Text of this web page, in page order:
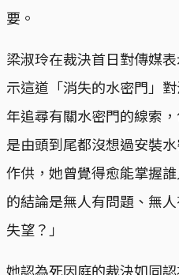
要。
梁淑玲在裁決首日對傳媒
示這道「消失的水密門」
年追尋有關水密門的線索
是由頭到尾都沒想過安裝
作供，她曾覺得愈能掌握
的結論是無人有問題、無
失望？」
她認為死因庭的裁決如同